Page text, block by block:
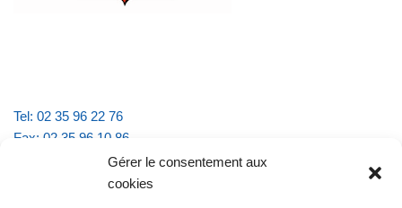
Gérer le consentement aux
cookies
Tel: 02 35 96 22 76
Fax: 02 35 96 10 86
Email : mairie.vattevillelarue@wanadoo.fr